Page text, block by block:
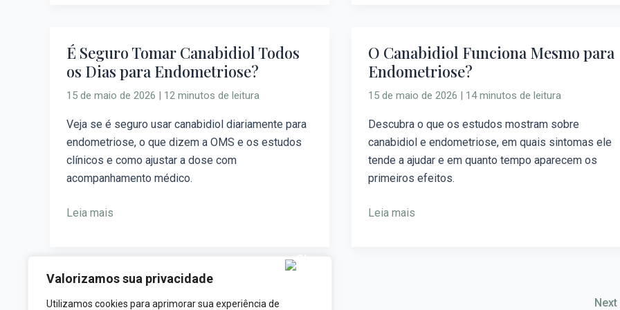
Valorizamos sua privacidade
Utilizamos cookies para aprimorar sua experiência de
É Seguro Tomar Canabidiol Todos
os Dias para Endometriose?
15 de maio de 2026 | 12 minutos de leitura
Veja se é seguro usar canabidiol diariamente para
endometriose, o que dizem a OMS e os estudos
clínicos e como ajustar a dose com
acompanhamento médico.
É
Seguro
Todos
os
Dias
para
Leia mais
O Canabidiol Funciona Mesmo para
Endometriose?
15 de maio de 2026 | 14 minutos de leitura
Descubra o que os estudos mostram sobre
canabidiol e endometriose, em quais sintomas ele
tende a ajudar e em quanto tempo aparecem os
primeiros efeitos.
O
Canabidiol
para
Endometriose?
Leia mais
Next